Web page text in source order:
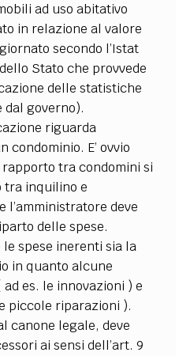
ad uso abitativo
in relazione al valore
secondo l’Istat
Stato che provvede
delle statistiche
dal governo).
riguarda
condominio. E’ ovvio
tra condomini si
tra inquilino e
deve
delle spese.
spese inerenti sia la
in quanto alcune
es. le innovazioni ) e
piccole riparazioni ).
canone legale, deve
ai sensi dell’art. 9